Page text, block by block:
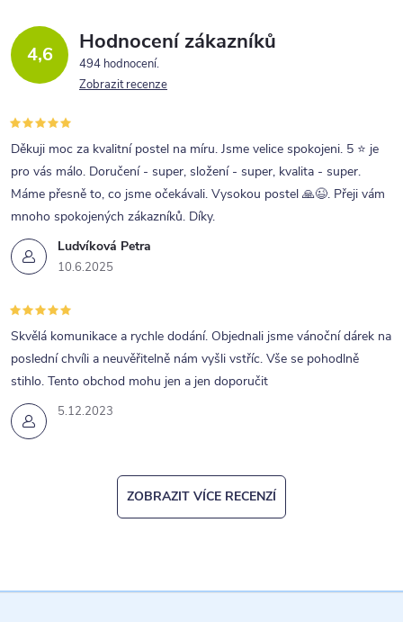
4,6 Hodnocení zákazníků
494 hodnocení
Zobrazit recenze
Ludvíková Petra
10.6.2025
Děkuji moc za kvalitní postel na míru. Jsme velice spokojeni. 5 ⭐ je
pro vás málo. Doručení - super, složení - super, kvalita - super.
Máme přesně to, co jsme očekávali. Vysokou postel 🙏😉. Přeji vám
mnoho spokojených zákazníků. Díky.
5.12.2023
Skvělá komunikace a rychle dodání. Objednali jsme vánoční dárek na
poslední chvíli a neuvěřitelně nám vyšli vstříc. Vše se pohodlně
stihlo. Tento obchod mohu jen a jen doporučit
ZOBRAZIT VÍCE RECENZÍ